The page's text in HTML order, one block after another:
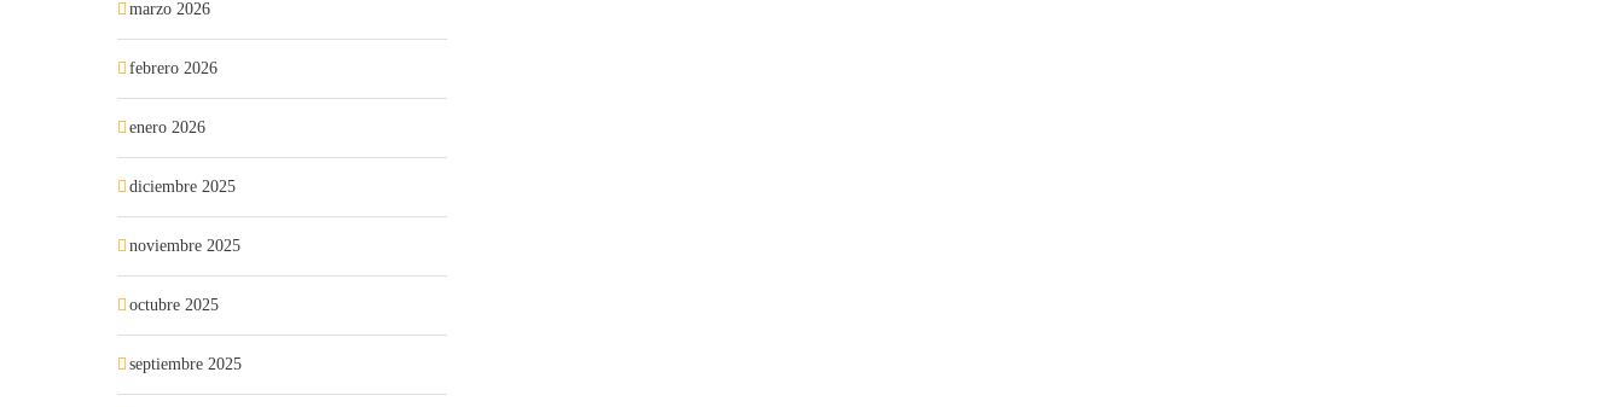
marzo 2026
febrero 2026
enero 2026
diciembre 2025
noviembre 2025
octubre 2025
septiembre 2025